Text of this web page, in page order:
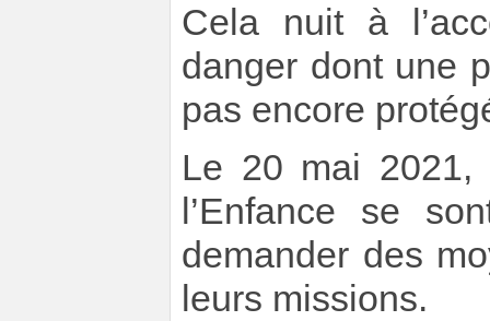
Cela nuit à
danger dont une
pas encore
Le 20 mai 2021,
l’Enfance se
demander des
leurs missions.